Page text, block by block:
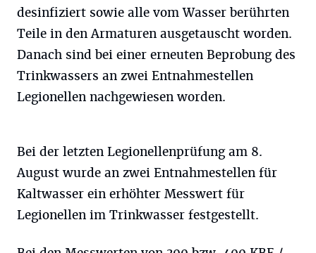
desinfiziert sowie alle vom Wasser berührten
Teile in den Armaturen ausgetauscht worden.
Danach sind bei einer erneuten Beprobung des
Trinkwassers an zwei Entnahmestellen
Legionellen nachgewiesen worden.
Bei der letzten Legionellenprüfung am 8.
August wurde an zwei Entnahmestellen für
Kaltwasser ein erhöhter Messwert für
Legionellen im Trinkwasser festgestellt.